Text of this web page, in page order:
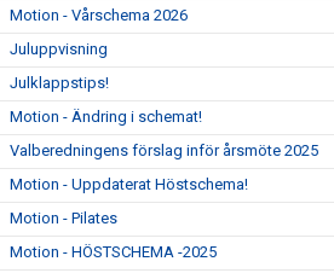
Motion - Vårschema 2026
Juluppvisning
Julklappstips!
Motion - Ändring i schemat!
Valberedningens förslag inför årsmöte 2025
Motion - Uppdaterat Höstschema!
Motion - Pilates
Motion - HÖSTSCHEMA -2025